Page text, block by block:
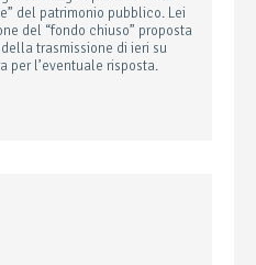
del patrimonio pubblico. Lei
del “fondo chiuso” proposta
trasmissione di ieri su
per l’eventuale risposta.